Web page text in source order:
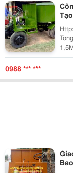
Bao
Tong-Tu-
1,5M3 Máy Trộn Bê Tông Tự Hành
0988 *** ***